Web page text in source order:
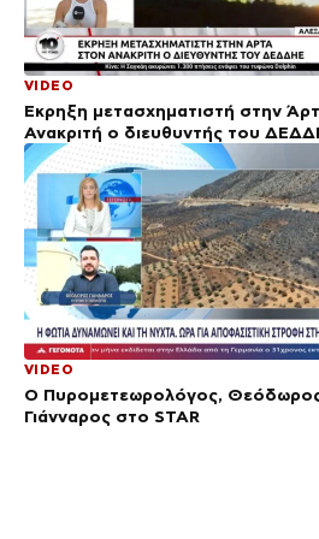
VIDEO
Έκρηξη μετασχηματιστή στην
Ανακριτή ο διευθυντής του
VIDEO
Ο Πυρομετεωρολόγος,
Γιάνναρος στο STAR